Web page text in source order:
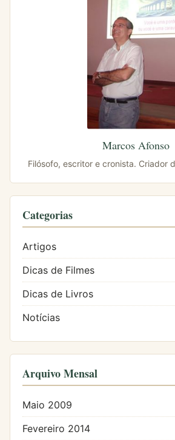
Marcos Afonso
Filósofo, escritor e cronista. Criador
Categorias
Artigos
Dicas de Filmes
Dicas de Livros
Notícias
Arquivo Mensal
Maio 2009
Fevereiro 2014